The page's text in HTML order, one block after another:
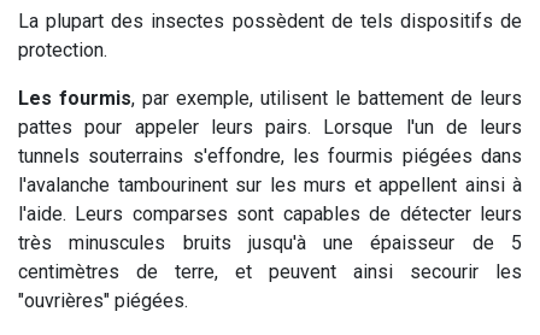
La plupart des insectes possèdent de tels dispositifs de
protection.
Les fourmis, par exemple, utilisent le battement de leurs
pattes pour appeler leurs pairs. Lorsque l'un de leurs
tunnels souterrains s'effondre, les fourmis piégées dans
l'avalanche tambourinent sur les murs et appellent ainsi à
l'aide. Leurs comparses sont capables de détecter leurs
très minuscules bruits jusqu'à une épaisseur de 5
centimètres de terre, et peuvent ainsi secourir les
"ouvrières" piégées.